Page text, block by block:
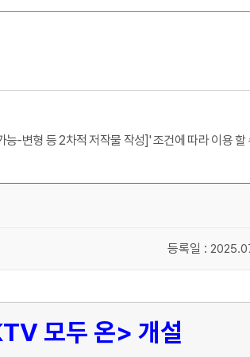
능-변형 등 2차적 저작물 작성]' 조건에 따라 이용 할
등록일 :
모두 온> 개설